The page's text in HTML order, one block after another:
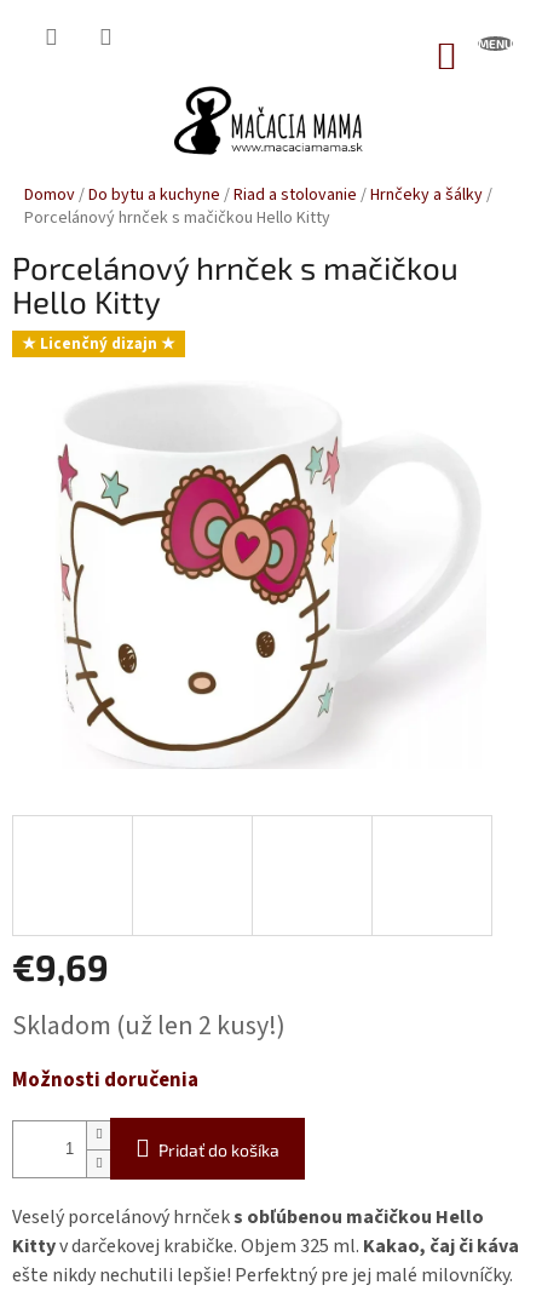
Domov/Do bytu a kuchyne /Riad a stolovanie /Hrnčeky a šálky/
Porcelánový hrnček s mačičkou Hello Kitty
Porcelánový hrnček s mačičkou
Hello Kitty
★ Licenčný dizajn ★
€9,69
cena:
Skladom (už len 2 kusy!)
Možnosti doručenia
Pridať do košíka
Veselý porcelánový hrnčeks obľúbenou mačičkou Hello
Kittyv darčekovej krabičke. Objem 325 ml. Kakao, čaj či káva
ešte nikdy nechutili lepšie! Perfektný pre jej malé milovníčky.